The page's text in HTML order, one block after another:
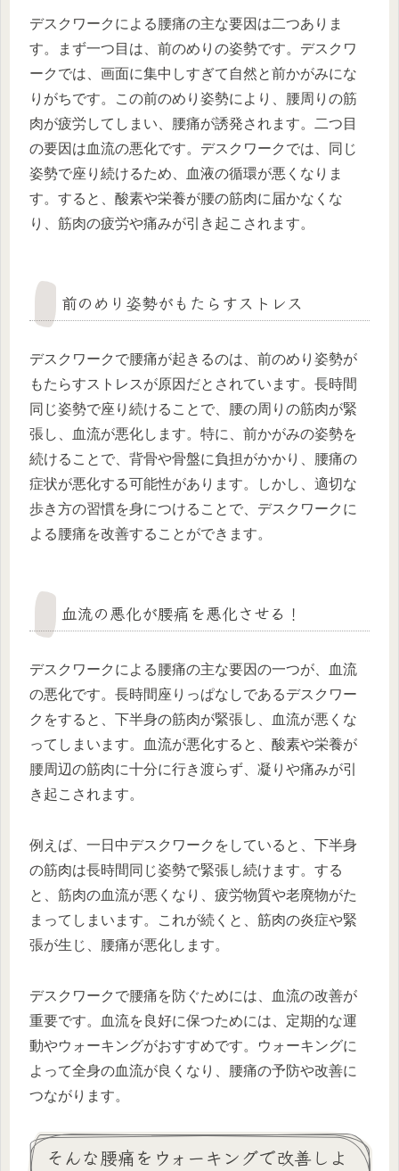
デスクワークによる腰痛の主な要因は二つありま
す。まず一つ目は、前のめりの姿勢です。デスクワ
ークでは、画面に集中しすぎて自然と前かがみにな
りがちです。この前のめり姿勢により、腰周りの筋
肉が疲労してしまい、腰痛が誘発されます。二つ目
の要因は血流の悪化です。デスクワークでは、同じ
姿勢で座り続けるため、血液の循環が悪くなりま
す。すると、酸素や栄養が腰の筋肉に届かなくな
り、筋肉の疲労や痛みが引き起こされます。
前のめり姿勢がもたらすストレス
デスクワークで腰痛が起きるのは、前のめり姿勢が
もたらすストレスが原因だとされています。長時間
同じ姿勢で座り続けることで、腰の周りの筋肉が緊
張し、血流が悪化します。特に、前かがみの姿勢を
続けることで、背骨や骨盤に負担がかかり、腰痛の
症状が悪化する可能性があります。しかし、適切な
歩き方の習慣を身につけることで、デスクワークに
よる腰痛を改善することができます。
血流の悪化が腰痛を悪化させる！
デスクワークによる腰痛の主な要因の一つが、血流
の悪化です。長時間座りっぱなしであるデスクワー
クをすると、下半身の筋肉が緊張し、血流が悪くな
ってしまいます。血流が悪化すると、酸素や栄養が
腰周辺の筋肉に十分に行き渡らず、凝りや痛みが引
き起こされます。
例えば、一日中デスクワークをしていると、下半身
の筋肉は長時間同じ姿勢で緊張し続けます。する
と、筋肉の血流が悪くなり、疲労物質や老廃物がた
まってしまいます。これが続くと、筋肉の炎症や緊
張が生じ、腰痛が悪化します。
デスクワークで腰痛を防ぐためには、血流の改善が
重要です。血流を良好に保つためには、定期的な運
動やウォーキングがおすすめです。ウォーキングに
よって全身の血流が良くなり、腰痛の予防や改善に
つながります。
そんな腰痛をウォーキングで改善しよ